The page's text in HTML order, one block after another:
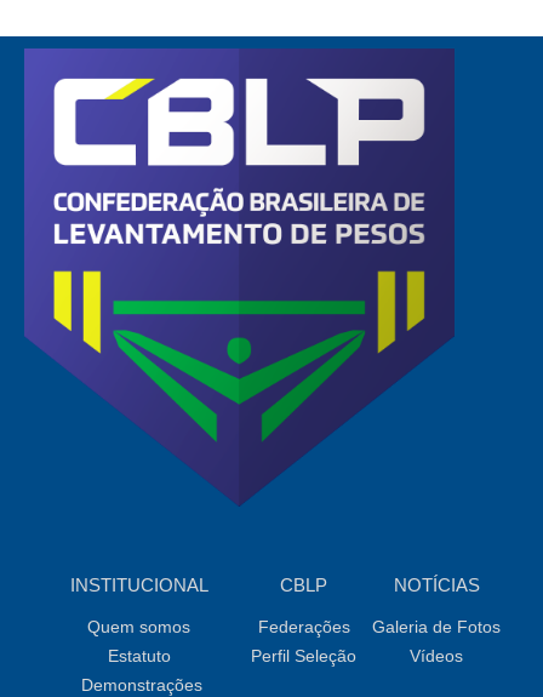
INSTITUCIONAL
Quem somos
Estatuto
Demonstrações
CBLP
Federações
Perfil Seleção
NOTÍCIAS
Galeria de Fotos
Vídeos